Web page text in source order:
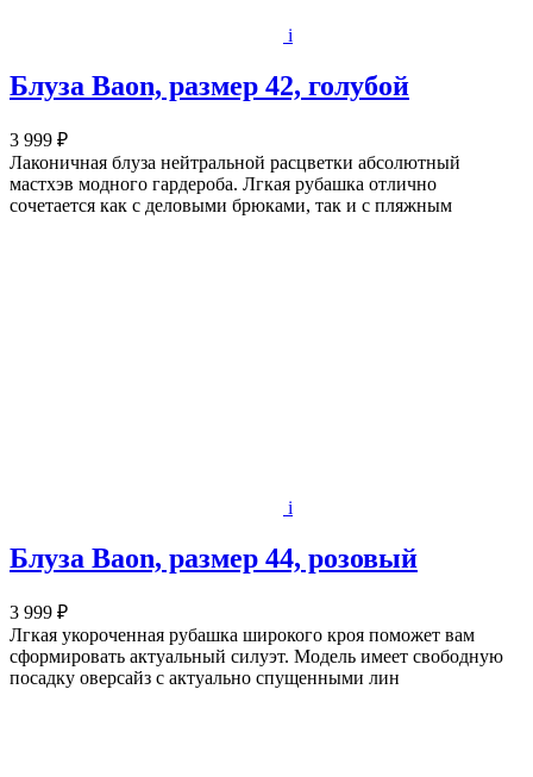
i
Блуза Baon, размер 42, голубой
3 999 ₽
Лаконичная блуза нейтральной расцветки абсолютный
мастхэв модного гардероба. Лгкая рубашка отлично
сочетается как с деловыми брюками, так и с пляжным
i
Блуза Baon, размер 44, розовый
3 999 ₽
Лгкая укороченная рубашка широкого кроя поможет вам
сформировать актуальный силуэт. Модель имеет свободную
посадку оверсайз с актуально спущенными лин